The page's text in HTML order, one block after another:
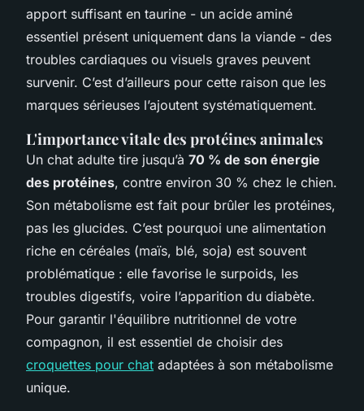
apport suffisant en taurine - un acide aminé
essentiel présent uniquement dans la viande - des
troubles cardiaques ou visuels graves peuvent
survenir. C’est d’ailleurs pour cette raison que les
marques sérieuses l’ajoutent systématiquement.
L'importance vitale des protéines animales
Un chat adulte tire jusqu’à 70 % de son énergie
des protéines, contre environ 30 % chez le chien.
Son métabolisme est fait pour brûler les protéines,
pas les glucides. C’est pourquoi une alimentation
riche en céréales (maïs, blé, soja) est souvent
problématique : elle favorise le surpoids, les
troubles digestifs, voire l’apparition du diabète.
Pour garantir l'équilibre nutritionnel de votre
compagnon, il est essentiel de choisir des
croquettes pour chat adaptées à son métabolisme
unique.